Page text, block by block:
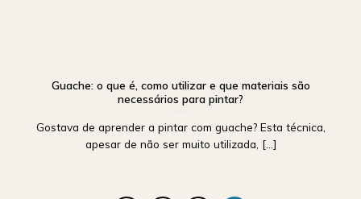
Guache: o que é, como utilizar e que materiais são
necessários para pintar?
Gostava de aprender a pintar com guache? Esta técnica,
apesar de não ser muito utilizada, [...]